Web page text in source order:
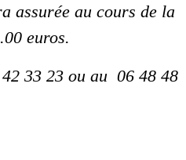
assurée au cours de la
euros.
33 23 ou au 06 48 48